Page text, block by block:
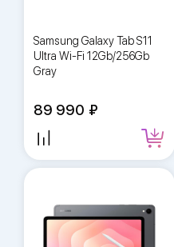
Samsung Galaxy Tab S11
Ultra Wi-Fi 12Gb/256Gb
Gray
89 990